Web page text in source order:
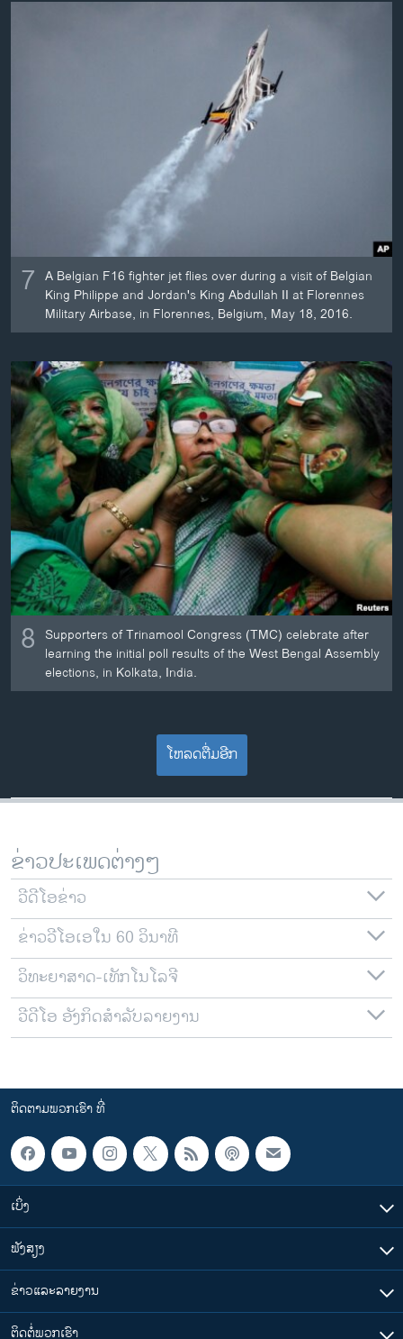
7 A Belgian F16 fighter jet flies over during a visit of Belgian
King Philippe and Jordan's King Abdullah II at Florennes
Military Airbase, in Florennes, Belgium, May 18, 2016.
8 Supporters of Trinamool Congress (TMC) celebrate after
learning the initial poll results of the West Bengal Assembly
elections, in Kolkata, India.
ໂຫລດຕື່ມອີກ
ຂ່າວປະເພດຕ່າງໆ
ວີດີໂອຂ່າວ
ຂ່າວວີໂອເອໃນ 60 ວິນາທີ
ວິທະຍາສາດ-ເທັກໂນໂລຈີ
ວີດີໂອ ອັງກິດສຳລັບລາຍງານ
ຕິດຕາມພວກເຮົາ ທີ່
ເບິ່ງ
ຟັງສຽງ
ຂ່າວແລະລາຍງານ
ຕິດຕໍ່ພວກເຮົາ